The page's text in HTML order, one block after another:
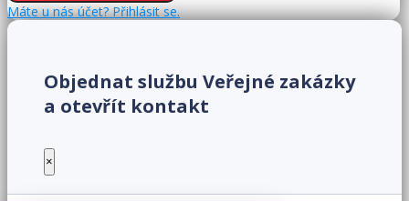
Máte u nás účet? Přihlásit se.
Objednat službu Veřejné zakázky
a otevřít kontakt
×